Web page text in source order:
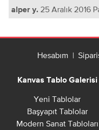
alper y. 25 Aralık 2016
Hesabım |
Kanvas Tablo Galerisi
Yeni Tablolar
Başyapıt Tablolar
Modern Sanat Tabloları